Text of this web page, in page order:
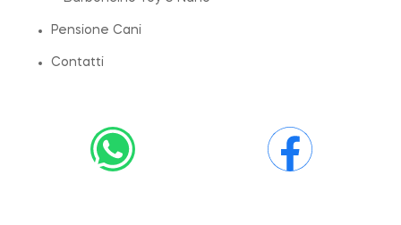
Pensione Cani
Contatti